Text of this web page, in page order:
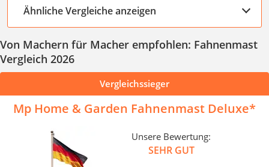
Ähnliche Vergleiche anzeigen
Von Machern für Macher empfohlen: Fahnenmast
Vergleich 2026
Vergleichssieger
Mp Home & Garden Fahnenmast Deluxe
Unsere Bewertung:
SEHR GUT